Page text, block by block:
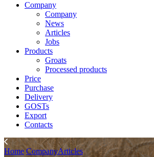
Company
Company
News
Articles
Jobs
Products
Groats
Processed products
Price
Purchase
Delivery
GOSTs
Export
Contacts
Home CompanyArticles